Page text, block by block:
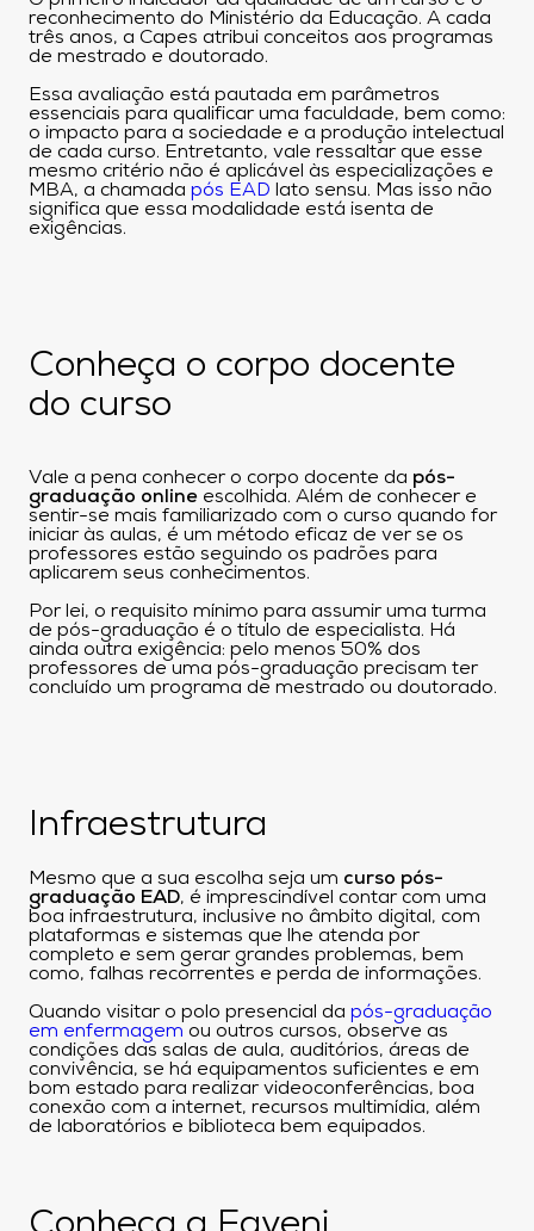
reconhecimento do Ministério da Educação. A cada
três anos, a Capes atribui conceitos aos programas
de mestrado e doutorado.
Essa avaliação está pautada em parâmetros
essenciais para qualificar uma faculdade, bem como:
o impacto para a sociedade e a produção intelectual
de cada curso. Entretanto, vale ressaltar que esse
mesmo critério não é aplicável às especializações e
MBA, a chamada pós EAD lato sensu. Mas isso não
significa que essa modalidade está isenta de
exigências.
Conheça o corpo docente
do curso
Vale a pena conhecer o corpo docente da pós-
graduação online escolhida. Além de conhecer e
sentir-se mais familiarizado com o curso quando for
iniciar às aulas, é um método eficaz de ver se os
professores estão seguindo os padrões para
aplicarem seus conhecimentos.
Por lei, o requisito mínimo para assumir uma turma
de pós-graduação é o título de especialista. Há
ainda outra exigência: pelo menos 50% dos
professores de uma pós-graduação precisam ter
concluído um programa de mestrado ou doutorado.
Infraestrutura
Mesmo que a sua escolha seja um curso pós-
graduação EAD, é imprescindível contar com uma
boa infraestrutura, inclusive no âmbito digital, com
plataformas e sistemas que lhe atenda por
completo e sem gerar grandes problemas, bem
como, falhas recorrentes e perda de informações.
Quando visitar o polo presencial da pós-graduação
em enfermagem ou outros cursos, observe as
condições das salas de aula, auditórios, áreas de
convivência, se há equipamentos suficientes e em
bom estado para realizar videoconferências, boa
conexão com a internet, recursos multimídia, além
de laboratórios e biblioteca bem equipados.